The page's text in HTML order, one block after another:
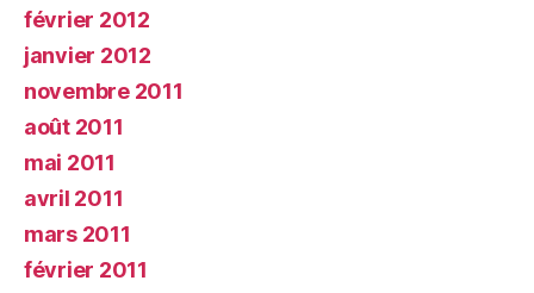
février 2012
janvier 2012
novembre 2011
août 2011
mai 2011
avril 2011
mars 2011
février 2011